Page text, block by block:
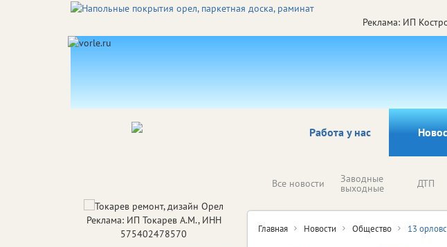
Реклама: ИП
Работа у нас
Все новости Заводные
выходные ДТП
Главная Новости Общество 13
Реклама: ИП Токарев А.М., ИНН
575402478570